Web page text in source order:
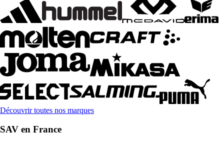
Découvrir toutes nos marques
SAV en France